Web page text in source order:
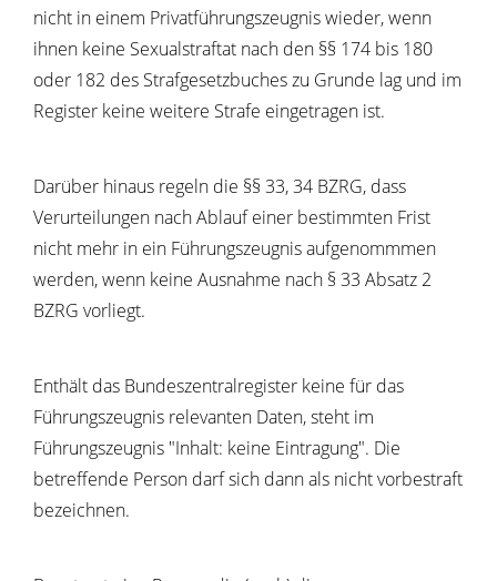
nicht in einem Privatführungszeugnis wieder, wenn
ihnen keine Sexualstraftat nach den §§ 174 bis 180
oder 182 des Strafgesetzbuches zu Grunde lag und im
Register keine weitere Strafe eingetragen ist.
Darüber hinaus regeln die §§ 33, 34 BZRG, dass
Verurteilungen nach Ablauf einer bestimmten Frist
nicht mehr in ein Führungszeugnis aufgenommmen
werden, wenn keine Ausnahme nach § 33 Absatz 2
BZRG vorliegt.
Enthält das Bundeszentralregister keine für das
Führungszeugnis relevanten Daten, steht im
Führungszeugnis "Inhalt: keine Eintragung". Die
betreffende Person darf sich dann als nicht vorbestraft
bezeichnen.